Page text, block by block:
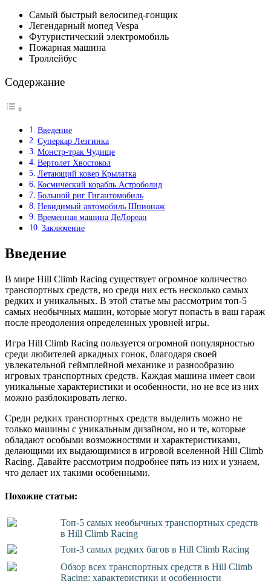
Самый быстрый велосипед-гонщик
Легендарный мопед Vespa
Футуристический электромобиль
Пожарная машина
Троллейбус
Содержание
Введение
Суперкар Лезгинка
Монстр-трак Чудище
Вертолет Хвостокол
Летающий ковер Крылатка
Космический корабль Астроболид
Большой риг Гигантомобиль
Невидимый автомобиль Шпионаж
Временная машина ДеЛореан
Заключение
Введение
В мире Hill Climb Racing существует огромное количество
транспортных средств, но среди них есть несколько самых
редких и уникальных. В этой статье мы рассмотрим топ-5
самых необычных машин, которые могут попасть в ваш гараж
после преодоления определенных уровней игры.
Игра Hill Climb Racing пользуется огромной популярностью
среди любителей аркадных гонок, благодаря своей
увлекательной геймплейной механике и разнообразию
игровых транспортных средств. Каждая машина имеет свои
уникальные характеристики и особенности, но не все из них
можно разблокировать легко.
Среди редких транспортных средств выделить можно не
только машины с уникальным дизайном, но и те, которые
обладают особыми возможностями и характеристиками,
делающими их выдающимися в игровой вселенной Hill Climb
Racing. Давайте рассмотрим подробнее пять из них и узнаем,
что делает их такими особенными.
Похожие статьи:
Топ-5 самых необычных транспортных средств
в Hill Climb Racing
Топ-3 самых редких багов в Hill Climb Racing
Обзор всех транспортных средств в Hill Climb
Racing: характеристики и особенности